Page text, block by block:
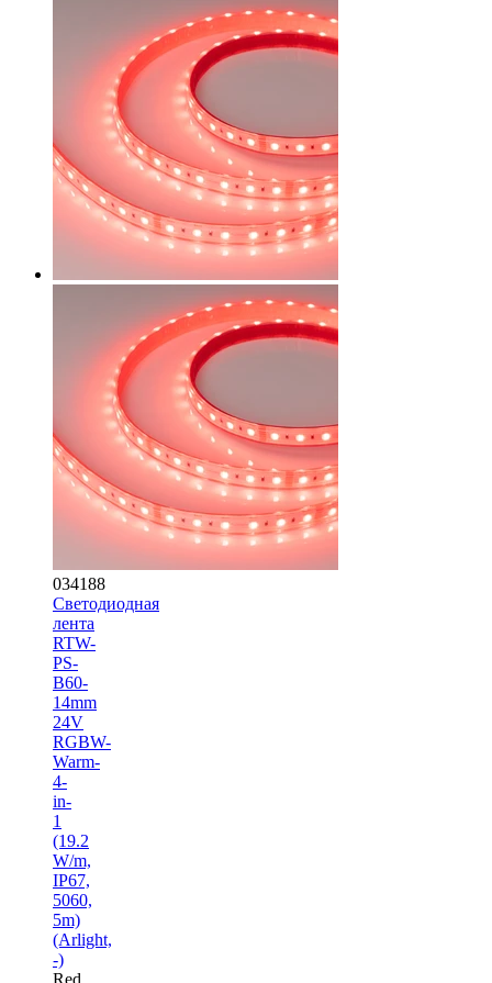
034188
Светодиодная
лента
RTW-
PS-
B60-
14mm
24V
RGBW-
Warm-
4-
in-
1
(19.2
W/m,
IP67,
5060,
5m)
(Arlight,
-)
Red